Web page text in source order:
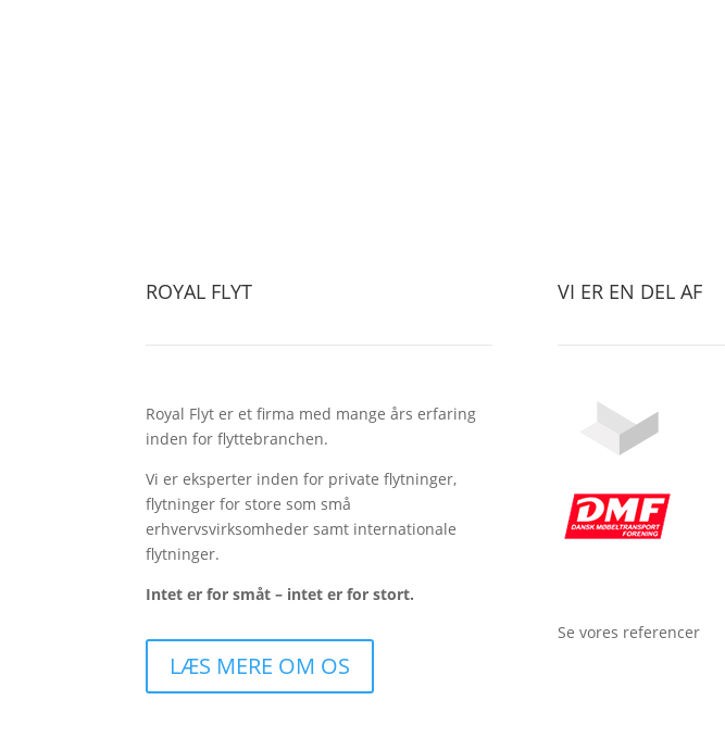
ROYAL FLYT
Royal Flyt er et firma med mange års erfaring
inden for flyttebranchen.
Vi er eksperter inden for private flytninger,
flytninger for store som små
erhvervsvirksomheder samt internationale
flytninger.
Intet er for småt – intet er for stort.
LÆS MERE OM OS
VI ER EN DEL AF
Se vores referencer